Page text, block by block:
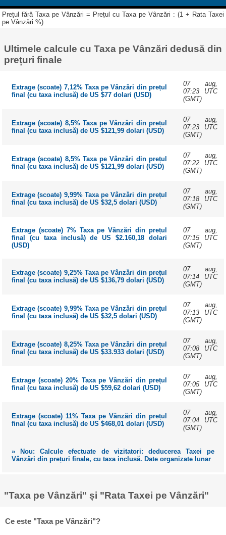
Prețul fără Taxa pe Vânzări = Prețul cu Taxa pe Vânzări : (1 + Rata Taxei
pe Vânzări %)
Ultimele calcule cu Taxa pe Vânzări dedusă din
prețuri finale
Extrage (scoate) 7,12% Taxa pe Vânzări din prețul
final (cu taxa inclusă) de US $77 dolari (USD)
07 aug,
07:23 UTC
(GMT)
Extrage (scoate) 8,5% Taxa pe Vânzări din prețul
final (cu taxa inclusă) de US $121,99 dolari (USD)
07 aug,
07:23 UTC
(GMT)
Extrage (scoate) 8,5% Taxa pe Vânzări din prețul
final (cu taxa inclusă) de US $121,99 dolari (USD)
07 aug,
07:22 UTC
(GMT)
Extrage (scoate) 9,99% Taxa pe Vânzări din prețul
final (cu taxa inclusă) de US $32,5 dolari (USD)
07 aug,
07:18 UTC
(GMT)
Extrage (scoate) 7% Taxa pe Vânzări din prețul
final (cu taxa inclusă) de US $2.160,18 dolari
(USD)
07 aug,
07:15 UTC
(GMT)
Extrage (scoate) 9,25% Taxa pe Vânzări din prețul
final (cu taxa inclusă) de US $136,79 dolari (USD)
07 aug,
07:14 UTC
(GMT)
Extrage (scoate) 9,99% Taxa pe Vânzări din prețul
final (cu taxa inclusă) de US $32,5 dolari (USD)
07 aug,
07:13 UTC
(GMT)
Extrage (scoate) 8,25% Taxa pe Vânzări din prețul
final (cu taxa inclusă) de US $33.933 dolari (USD)
07 aug,
07:08 UTC
(GMT)
Extrage (scoate) 20% Taxa pe Vânzări din prețul
final (cu taxa inclusă) de US $59,62 dolari (USD)
07 aug,
07:05 UTC
(GMT)
Extrage (scoate) 11% Taxa pe Vânzări din prețul
final (cu taxa inclusă) de US $468,01 dolari (USD)
07 aug,
07:04 UTC
(GMT)
» Nou: Calcule efectuate de vizitatori: deducerea Taxei pe
Vânzări din prețuri finale, cu taxa inclusă. Date organizate lunar
"Taxa pe Vânzări" și "Rata Taxei pe Vânzări"
Ce este "Taxa pe Vânzări"?